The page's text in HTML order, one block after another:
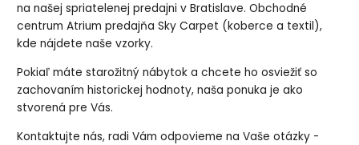
na našej spriatelenej predajni v Bratislave. Obchodné
centrum Atrium predajňa Sky Carpet (koberce a textil),
kde nájdete naše vzorky.
Pokiaľ máte starožitný nábytok a chcete ho osviežiť so
zachovaním historickej hodnoty, naša ponuka je ako
stvorená pre Vás.
Kontaktujte nás, radi Vám odpovieme na Vaše otázky -